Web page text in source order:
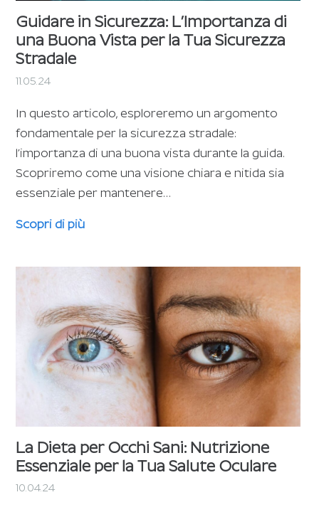
Guidare in Sicurezza: L’Importanza di
una Buona Vista per la Tua Sicurezza
Stradale
11.05.24
In questo articolo, esploreremo un argomento
fondamentale per la sicurezza stradale:
l’importanza di una buona vista durante la guida.
Scopriremo come una visione chiara e nitida sia
essenziale per mantenere…
Scopri di più
La Dieta per Occhi Sani: Nutrizione
Essenziale per la Tua Salute Oculare
10.04.24